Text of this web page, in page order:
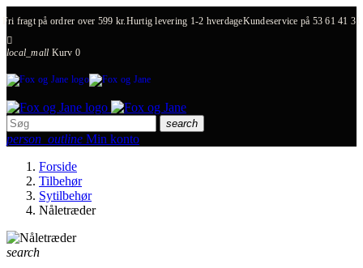
Fri fragt på ordrer over 599 kr. Hurtig levering 1-2 hverdageKundeservice på 53 61 41 31

local_mall Kurv 0
search
person_outline Min konto
Forside
Tilbehør
Sytilbehør
Nåletræder
search